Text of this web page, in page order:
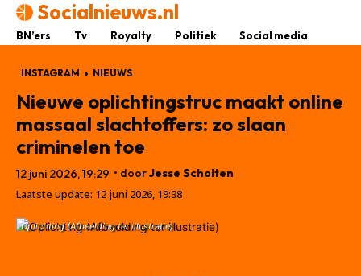
Socialnieuws.nl
BN’ers Tv Royalty Politiek Social media
INSTAGRAM NIEUWS
Nieuwe oplichtingstruc maakt online
massaal slachtoffers: zo slaan
criminelen toe
12 juni 2026, 19:29 • doorJesse Scholten
Laatste update: 12 juni 2026, 19:38
Oplichting (Afbeelding ter illustratie)